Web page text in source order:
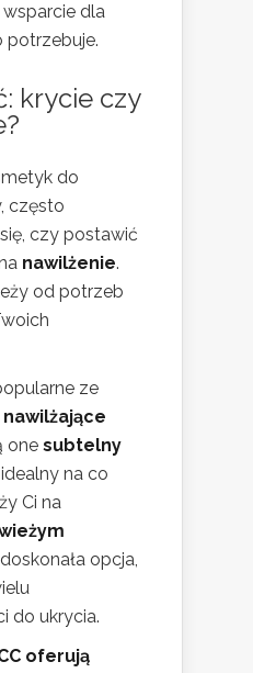
dla
potrzebuje.
krycie czy
do
często
czy postawić
nawilżenie.
od potrzeb
ze
nawilżające
one subtelny
na co
Ci na
opcja,
do ukrycia.
oferują